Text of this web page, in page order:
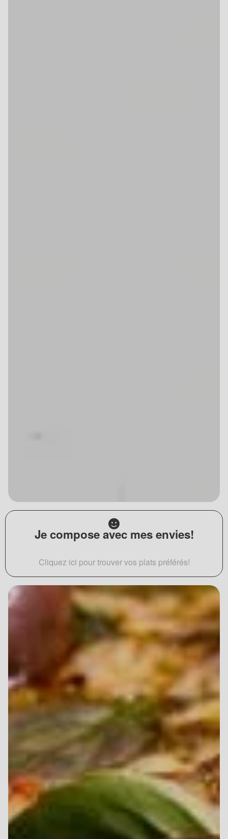
Je compose avec mes envies!
Cliquez ici pour trouver vos plats préférés!